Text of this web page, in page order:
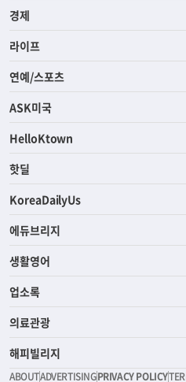
경제
라이프
연예/스포츠
ASK미국
HelloKtown
핫딜
KoreaDailyUs
에듀브리지
생활영어
업소록
의료관광
해피빌리지
ABOUTADVERTISINGPRIVACY POLICY